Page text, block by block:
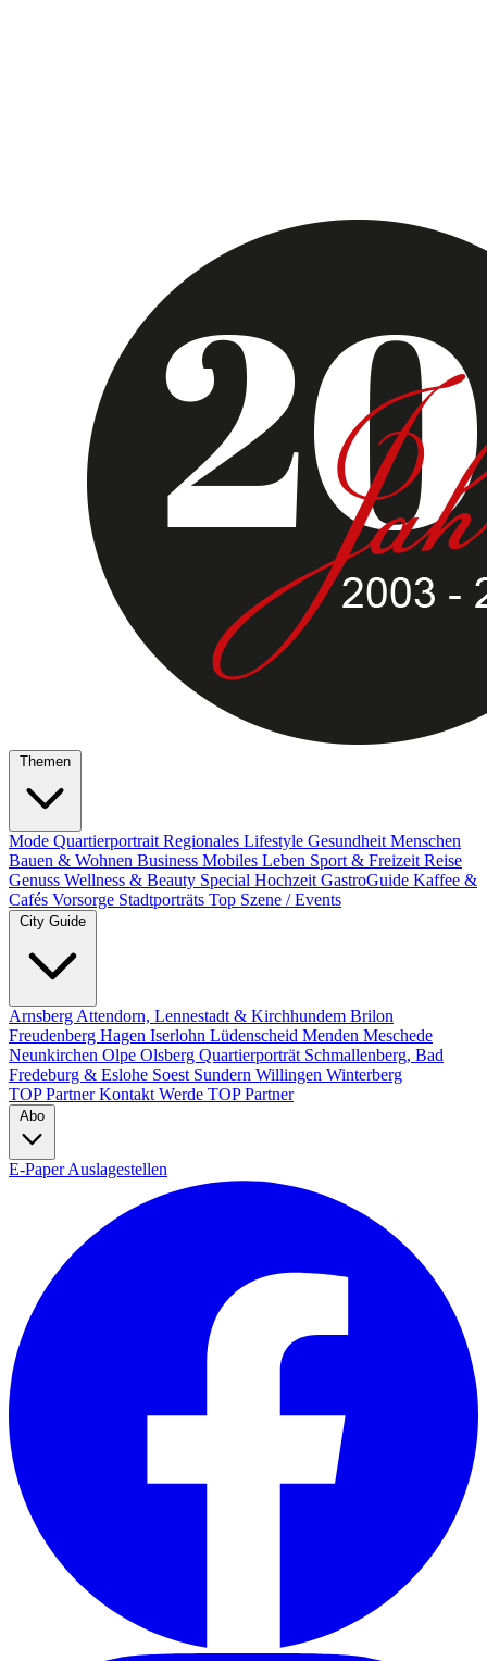
Themen
Mode Quartierportrait Regionales Lifestyle Gesundheit Menschen
Bauen & Wohnen Business Mobiles Leben Sport & Freizeit Reise
Genuss Wellness & Beauty Special Hochzeit GastroGuide Kaffee &
Cafés Vorsorge Stadtporträts Top Szene / Events
City Guide
Arnsberg Attendorn, Lennestadt & Kirchhundem Brilon
Freudenberg Hagen Iserlohn Lüdenscheid Menden Meschede
Neunkirchen Olpe Olsberg Quartierporträt Schmallenberg, Bad
Fredeburg & Eslohe Soest Sundern Willingen Winterberg
TOP PartnerKontakt Werde TOP Partner
Abo
E-PaperAuslagestellen